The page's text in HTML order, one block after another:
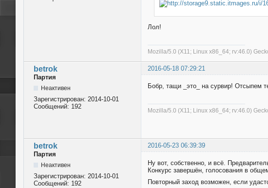
Лол!
Mozilla/5.0 (X11; Linux x86_64; rv:46.0)
betrok
2016-05-18 07:29:21
Партия
Неактивен
Зарегистрирован: 2014-10-01
Сообщений: 192
Бобр, тащи _это_ на сурвир! Отсыпем
Mozilla/5.0 (X11; Linux x86_64; rv:46.0)
betrok
2016-05-23 06:39:39
Партия
Неактивен
Зарегистрирован: 2014-10-01
Сообщений: 192
Ну вот, собственно, и всё.
Конкурс завершён, голосования в
Повторный заход возможен, если